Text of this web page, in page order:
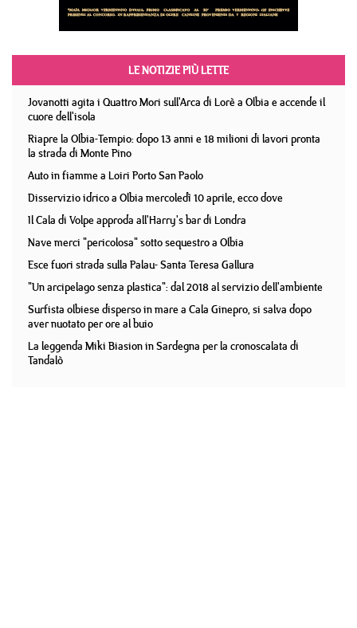
LE NOTIZIE PIÙ LETTE
Jovanotti agita i Quattro Mori sull'Arca di Lorè a Olbia e accende il
cuore dell'isola
Riapre la Olbia-Tempio: dopo 13 anni e 18 milioni di lavori pronta
la strada di Monte Pino
Auto in fiamme a Loiri Porto San Paolo
Disservizio idrico a Olbia mercoledì 10 aprile, ecco dove
Il Cala di Volpe approda all'Harry's bar di Londra
Nave merci "pericolosa" sotto sequestro a Olbia
Esce fuori strada sulla Palau- Santa Teresa Gallura
"Un arcipelago senza plastica": dal 2018 al servizio dell'ambiente
Surfista olbiese disperso in mare a Cala Ginepro, si salva dopo
aver nuotato per ore al buio
La leggenda Miki Biasion in Sardegna per la cronoscalata di
Tandalò